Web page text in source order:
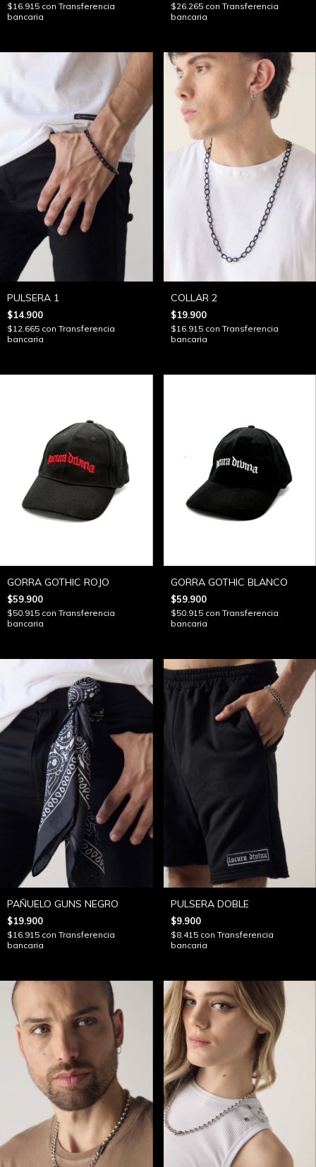
$16.915 con Transferencia
bancaria
$26.265 con Transferencia
bancaria
PULSERA 1
$14.900
$12.665 con Transferencia
bancaria
COLLAR 2
$19.900
$16.915 con Transferencia
bancaria
GORRA GOTHIC ROJO
$59.900
$50.915 con Transferencia
bancaria
GORRA GOTHIC BLANCO
$59.900
$50.915 con Transferencia
bancaria
PAÑUELO GUNS NEGRO
$19.900
$16.915 con Transferencia
bancaria
PULSERA DOBLE
$9.900
$8.415 con Transferencia
bancaria